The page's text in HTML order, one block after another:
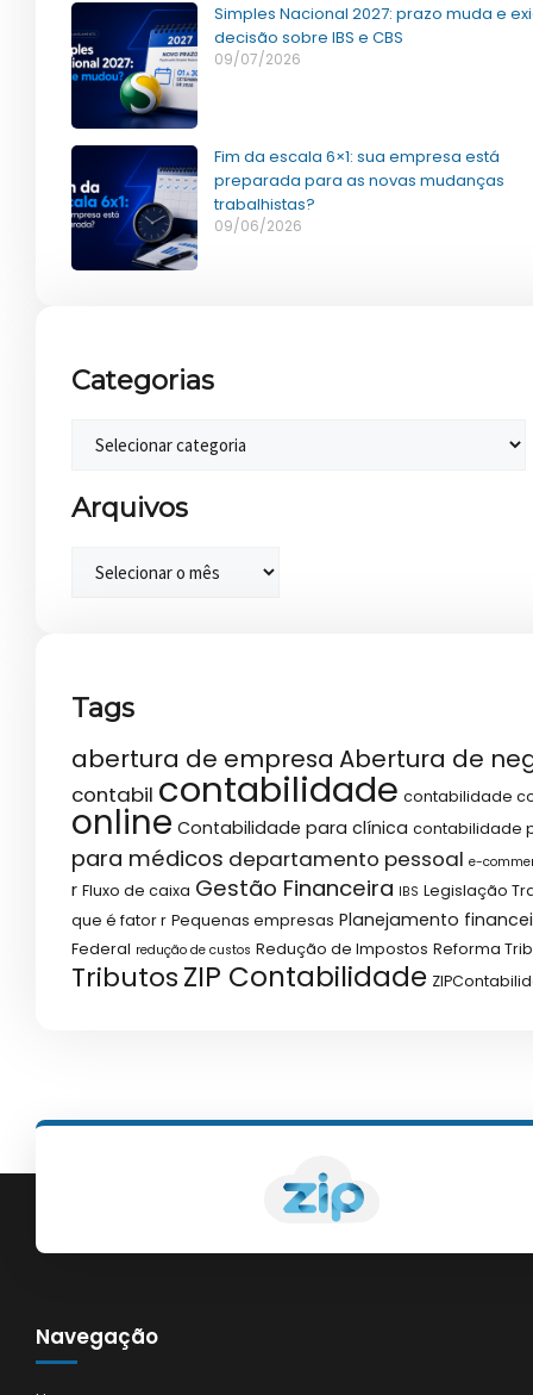
Simples Nacional 2027: prazo muda e
decisão sobre IBS e CBS
09/07/2026
Fim da escala 6×1: sua empresa está
preparada para as novas mudanças
trabalhistas?
09/06/2026
Categorias
Arquivos
Tags
abertura de empresa Abertura de
contabil contabilidade contabilidade
online Contabilidade para clínica contabilidade
para médicos departamento pessoal e-
r Fluxo de caixa Gestão Financeira IBS Legislação
que é fator r Pequenas empresas Planejamento
Federal redução de custos Redução de Impostos Reforma
TributosZIP Contabilidade
Navegação